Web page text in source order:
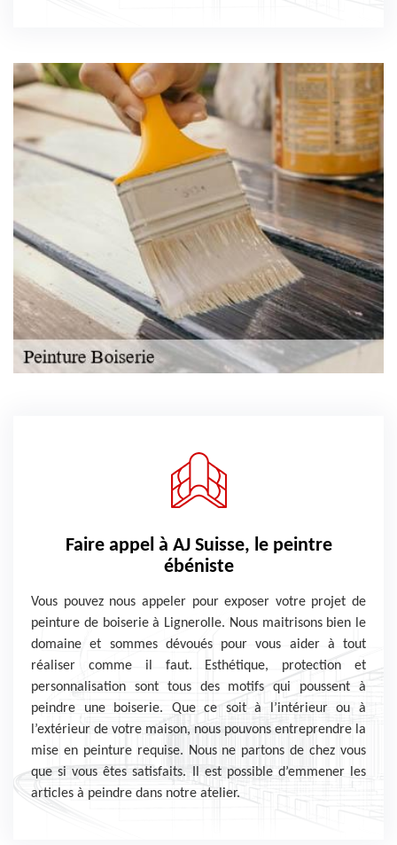
Faire appel à AJ Suisse, le peintre
ébéniste
Vous pouvez nous appeler pour exposer votre projet de
peinture de boiserie à Lignerolle. Nous maitrisons bien le
domaine et sommes dévoués pour vous aider à tout
réaliser comme il faut. Esthétique, protection et
personnalisation sont tous des motifs qui poussent à
peindre une boiserie. Que ce soit à l’intérieur ou à
l’extérieur de votre maison, nous pouvons entreprendre la
mise en peinture requise. Nous ne partons de chez vous
que si vous êtes satisfaits. Il est possible d’emmener les
articles à peindre dans notre atelier.